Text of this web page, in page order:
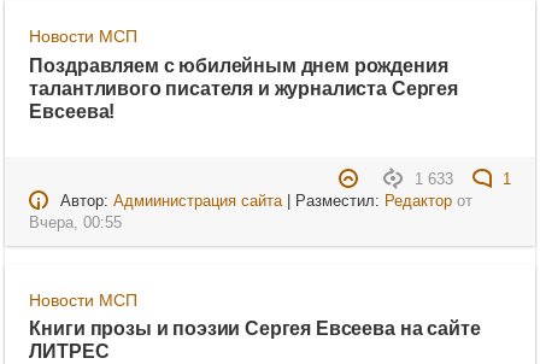
Новости МСП
Поздравляем с юбилейным днем рождения
талантливого писателя и журналиста Сергея
Евсеева!
1 633
1
Автор: Адмиинистрация сайта| Разместил: Редакторот
Вчера, 00:55
Новости МСП
Книги прозы и поэзии Сергея Евсеева на сайте
ЛИТРЕС